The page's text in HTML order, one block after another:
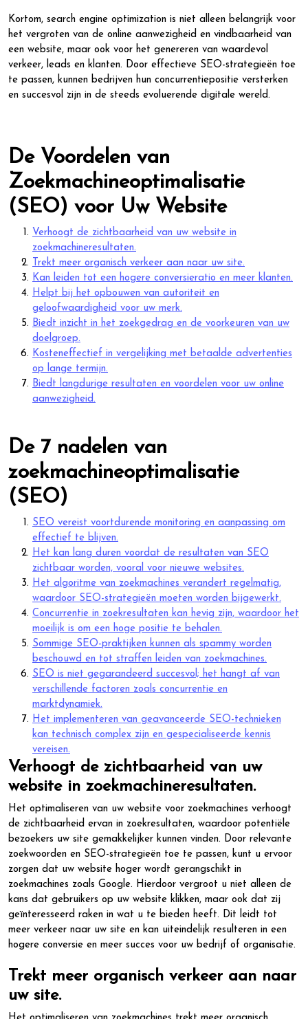
Kortom, search engine optimization is niet alleen belangrijk voor
het vergroten van de online aanwezigheid en vindbaarheid van
een website, maar ook voor het genereren van waardevol
verkeer, leads en klanten. Door effectieve SEO-strategieën toe
te passen, kunnen bedrijven hun concurrentiepositie versterken
en succesvol zijn in de steeds evoluerende digitale wereld.
De Voordelen van
Zoekmachineoptimalisatie
(SEO) voor Uw Website
Verhoogt de zichtbaarheid van uw website in
zoekmachineresultaten.
Trekt meer organisch verkeer aan naar uw site.
Kan leiden tot een hogere conversieratio en meer klanten.
Helpt bij het opbouwen van autoriteit en
geloofwaardigheid voor uw merk.
Biedt inzicht in het zoekgedrag en de voorkeuren van uw
doelgroep.
Kosteneffectief in vergelijking met betaalde advertenties
op lange termijn.
Biedt langdurige resultaten en voordelen voor uw online
aanwezigheid.
De 7 nadelen van
zoekmachineoptimalisatie
(SEO)
SEO vereist voortdurende monitoring en aanpassing om
effectief te blijven.
Het kan lang duren voordat de resultaten van SEO
zichtbaar worden, vooral voor nieuwe websites.
Het algoritme van zoekmachines verandert regelmatig,
waardoor SEO-strategieën moeten worden bijgewerkt.
Concurrentie in zoekresultaten kan hevig zijn, waardoor het
moeilijk is om een hoge positie te behalen.
Sommige SEO-praktijken kunnen als spammy worden
beschouwd en tot straffen leiden van zoekmachines.
SEO is niet gegarandeerd succesvol; het hangt af van
verschillende factoren zoals concurrentie en
marktdynamiek.
Het implementeren van geavanceerde SEO-technieken
kan technisch complex zijn en gespecialiseerde kennis
vereisen.
Verhoogt de zichtbaarheid van uw
website in zoekmachineresultaten.
Het optimaliseren van uw website voor zoekmachines verhoogt
de zichtbaarheid ervan in zoekresultaten, waardoor potentiële
bezoekers uw site gemakkelijker kunnen vinden. Door relevante
zoekwoorden en SEO-strategieën toe te passen, kunt u ervoor
zorgen dat uw website hoger wordt gerangschikt in
zoekmachines zoals Google. Hierdoor vergroot u niet alleen de
kans dat gebruikers op uw website klikken, maar ook dat zij
geïnteresseerd raken in wat u te bieden heeft. Dit leidt tot
meer verkeer naar uw site en kan uiteindelijk resulteren in een
hogere conversie en meer succes voor uw bedrijf of organisatie.
Trekt meer organisch verkeer aan naar
uw site.